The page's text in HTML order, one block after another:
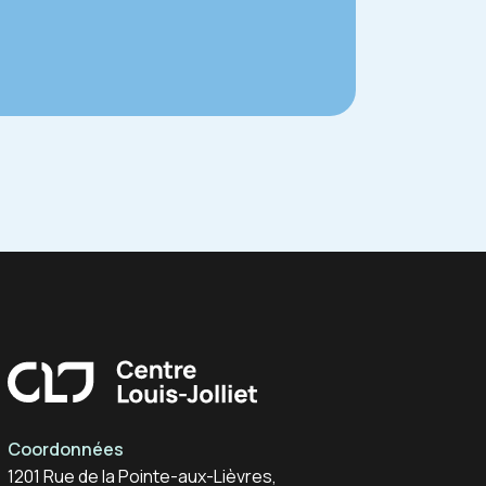
Coordonnées
1201 Rue de la Pointe-aux-Lièvres,